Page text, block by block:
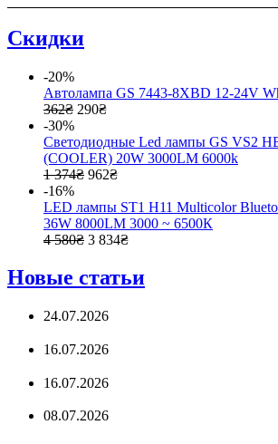
Скидки
-20%
Автолампа GS 7443-8XBD 12-24V
362₴ 290₴
-30%
Cветодиодные Led лампы GS VS2
(COOLER) 20W 3000LM 6000k
1 374₴ 962₴
-16%
LED лампы ST1 H11 Multicolor
36W 8000LM 3000 ~ 6500К
4 580₴ 3 834₴
Новые статьи
24.07.2026
16.07.2026
16.07.2026
08.07.2026